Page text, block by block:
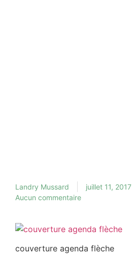
Landry Mussard juillet 11, 2017
Aucun commentaire
couverture agenda flèche